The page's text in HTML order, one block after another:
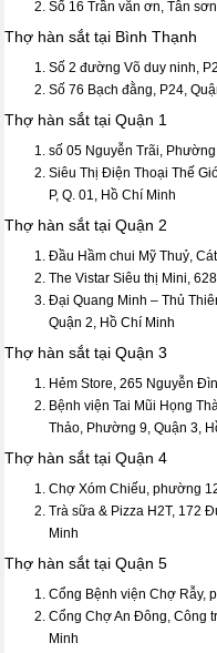
Số 16 Trần văn ơn, Tân
Thợ hàn sắt tại Bình Thạnh
Số 2 đường Võ duy ninh,
Số 76 Bạch đằng, P24,
Thợ hàn sắt tại Quận 1
số 05 Nguyễn Trãi,
Siêu Thị Điện Thoại Thế
P, Q. 01, Hồ Chí Minh
Thợ hàn sắt tại Quận 2
Đầu Hầm chui Mỹ Thuỷ,
The Vistar Siêu thị Mini,
Đại Quang Minh – Thủ
Quận 2, Hồ Chí Minh
Thợ hàn sắt tại Quận 3
Hẻm Store, 265 Nguyễn
Bệnh viện Tai Mũi Họng
Thảo, Phường 9, Quận 3,
Thợ hàn sắt tại Quận 4
Chợ Xóm Chiếu, phường
Trà sữa & Pizza H2T, 172
Minh
Thợ hàn sắt tại Quận 5
Cổng Bệnh viện Chợ Rẫy,
Cổng Chợ An Đông, Công
Minh